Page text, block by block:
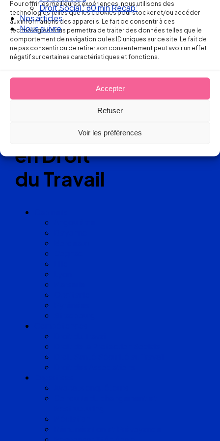
Pour offrir les meilleures expériences, nous utilisons des
technologies telles que les cookies pour stocker et/ou accéder
aux informations des appareils. Le fait de consentir à ces
technologies nous permettra de traiter des données telles que le
comportement de navigation ou les ID uniques sur ce site. Le fait de
ne pas consentir ou de retirer son consentement peut avoir un effet
négatif sur certaines caractéristiques et fonctions.
Accepter
Refuser
Voir les préférences
Droit Social : 60 min Recap’
Nos articles
Nous suivre
Ellipse Avocats
Réseau
de cabinets
d’avocats
experts
en Droit
du Travail